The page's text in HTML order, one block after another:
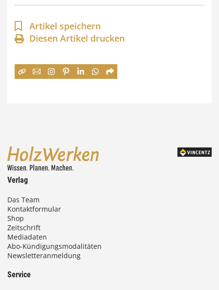
p
a
n
e
0
Artikel speichern
Diesen Artikel drucken
Verlag
Das Team
Kontaktformular
Shop
Zeitschrift
Mediadaten
Abo-Kündigungsmodalitäten
Newsletteranmeldung
Service